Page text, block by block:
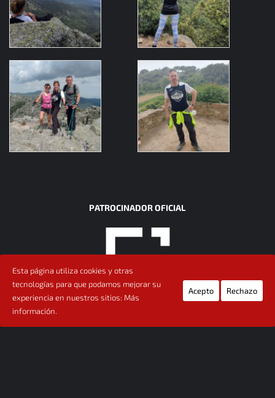
PATROCINADOR OFICIAL
Esta página utiliza cookies y otras
tecnologías para que podamos mejorar su
experiencia en nuestros sitios: Más
información.
Acepto Rechazo